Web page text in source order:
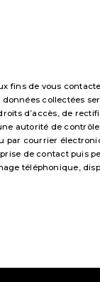
fins de vous
collectées
d’accès, de
autorité de
par courrier
de contact
téléphonique,